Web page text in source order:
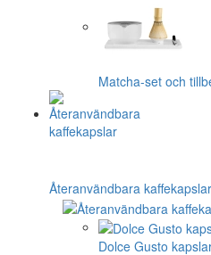
Matcha-set och
Återanvändbara kaffekapslar
Dolce Gusto